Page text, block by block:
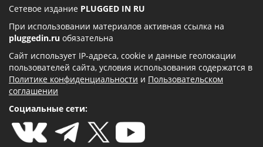
Сетевое издание PLUGGED IN RU
При использовании материалов активная ссылка на
pluggedin.ru обязательна
Сайт использует IP-адреса, cookie и данные геолокации
пользователей сайта, условия использования содержатся в
Политике конфиденциальности и Пользовательском
соглашении
Социальные сети: